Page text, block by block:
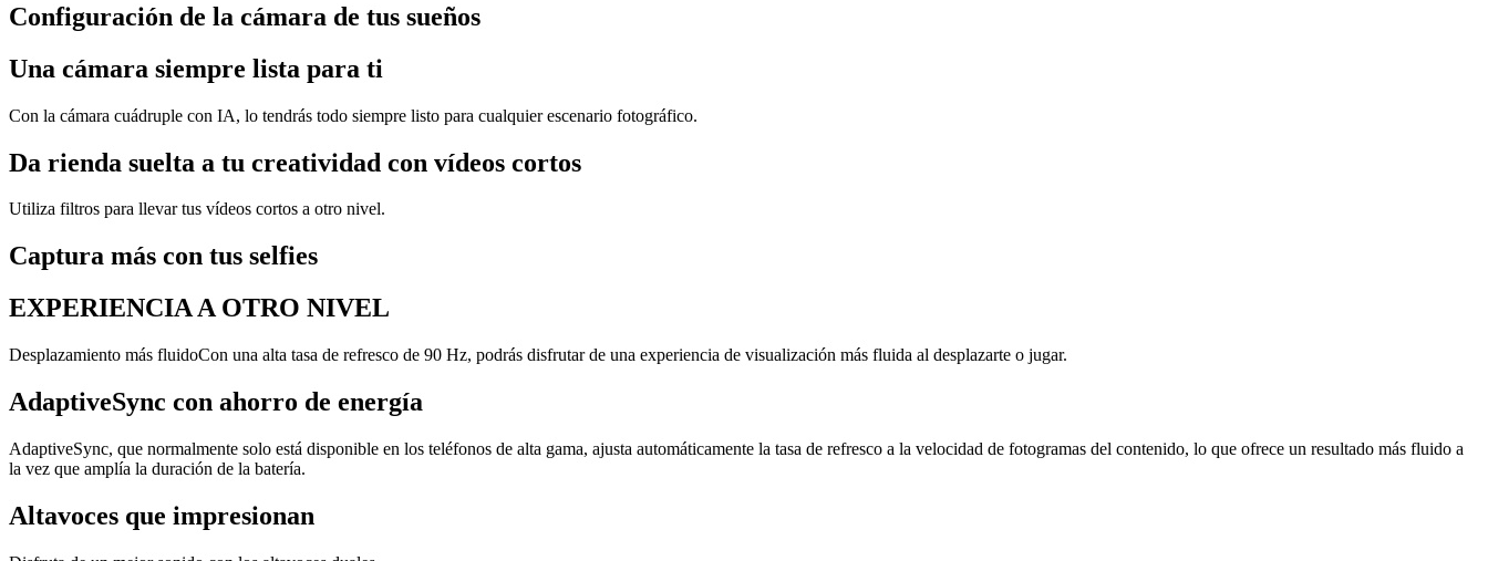
Configuración de la cámara de tus sueños
Una cámara siempre lista para ti
Con la cámara cuádruple con IA, lo tendrás todo siempre listo para cualquier escenario fotográfico.
Da rienda suelta a tu creatividad con vídeos cortos
Utiliza filtros para llevar tus vídeos cortos a otro nivel.
Captura más con tus selfies
EXPERIENCIA A OTRO NIVEL
Desplazamiento más fluidoCon una alta tasa de refresco de 90 Hz, podrás disfrutar de una experiencia de visualización más fluida al desplazarte o jugar.
AdaptiveSync con ahorro de energía
AdaptiveSync, que normalmente solo está disponible en los teléfonos de alta gama, ajusta automáticamente la tasa de refresco a la velocidad de fotogramas del contenido, lo que ofrece un resultado más fluido a
la vez que amplía la duración de la batería.
Altavoces que impresionan